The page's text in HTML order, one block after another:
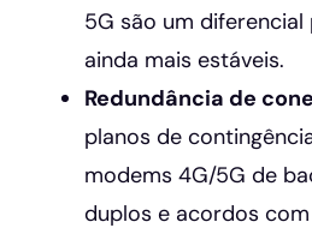
5G são um
ainda mais estáveis.
Redundância de
planos de
modems 4G/5G de
duplos e acordos